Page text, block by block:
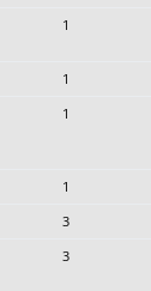
1
1
1
1
3
3